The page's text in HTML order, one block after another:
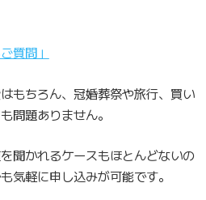
質問」
もちろん、冠婚葬祭や旅行、買い
問題ありません。
聞かれるケースもほとんどないの
気軽に申し込みが可能です。